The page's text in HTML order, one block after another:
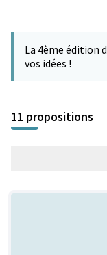
−
La 4ème édition
vos idées !
11 propositions